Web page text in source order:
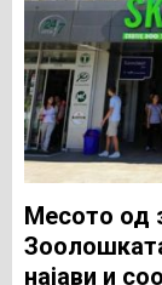
Месото од
најави и